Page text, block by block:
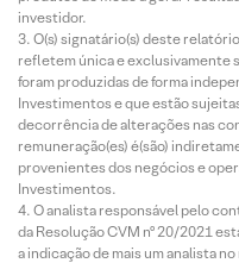
investidor.
O(s) signatário(s) deste
refletem única e exclusivamente
foram produzidas de forma
Investimentos e que estão
decorrência de alterações nas
remuneração(es) é(são)
provenientes dos negócios e
Investimentos.
O analista responsável pelo
da Resolução CVM nº 20/2021
a indicação de mais um analista